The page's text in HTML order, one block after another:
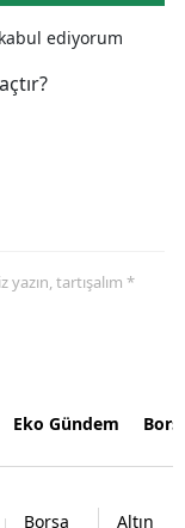
ediyorum
tartışalım *
Eko Gündem
Borsa Altın